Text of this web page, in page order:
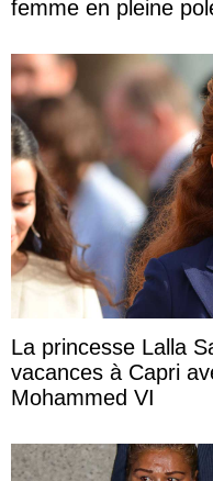
femme en pleine
La princesse Lalla
vacances à Capri
Mohammed VI